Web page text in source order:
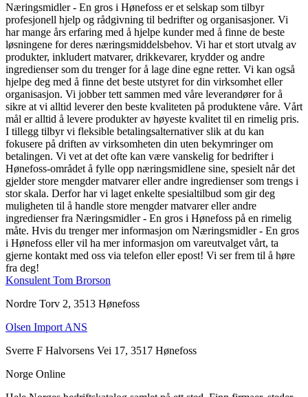
Næringsmidler - En gros i Hønefoss er et selskap som tilbyr
profesjonell hjelp og rådgivning til bedrifter og organisasjoner. Vi
har mange års erfaring med å hjelpe kunder med å finne de beste
løsningene for deres næringsmiddelsbehov. Vi har et stort utvalg av
produkter, inkludert matvarer, drikkevarer, krydder og andre
ingredienser som du trenger for å lage dine egne retter. Vi kan også
hjelpe deg med å finne det beste utstyret for din virksomhet eller
organisasjon. Vi jobber tett sammen med våre leverandører for å
sikre at vi alltid leverer den beste kvaliteten på produktene våre. Vårt
mål er alltid å levere produkter av høyeste kvalitet til en rimelig pris.
I tillegg tilbyr vi fleksible betalingsalternativer slik at du kan
fokusere på driften av virksomheten din uten bekymringer om
betalingen. Vi vet at det ofte kan være vanskelig for bedrifter i
Hønefoss-området å fylle opp næringsmidlene sine, spesielt når det
gjelder store mengder matvarer eller andre ingredienser som trengs i
stor skala. Derfor har vi laget enkelte spesialtilbud som gir deg
muligheten til å handle store mengder matvarer eller andre
ingredienser fra Næringsmidler - En gros i Hønefoss på en rimelig
måte. Hvis du trenger mer informasjon om Næringsmidler - En gros
i Hønefoss eller vil ha mer informasjon om vareutvalget vårt, ta
gjerne kontakt med oss via telefon eller epost! Vi ser frem til å høre
fra deg!
Konsulent Tom Brorson
Nordre Torv 2, 3513 Hønefoss
Olsen Import ANS
Sverre F Halvorsens Vei 17, 3517 Hønefoss
Norge Online